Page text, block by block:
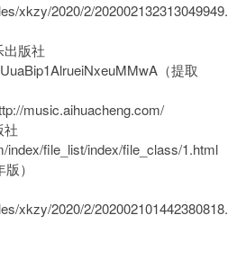
xkzy/2020/2/202002132313049949.
版社
（提取
music.aihuacheng.com/
社
index/file_list/index/file_class/1.html
）
xkzy/2020/2/202002101442380818.